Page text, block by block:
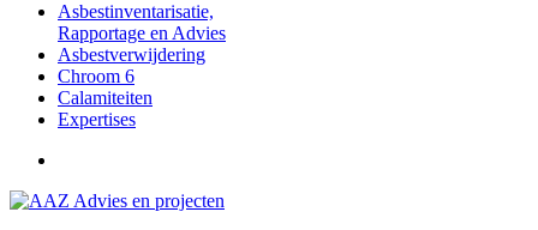
Asbestinventarisatie,
Rapportage en Advies
Asbestverwijdering
Chroom 6
Calamiteiten
Expertises